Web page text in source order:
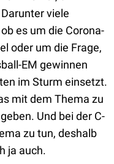
viele
es um die Corona-
oder um die Frage,
EM gewinnen
im Sturm einsetzt.
mit dem Thema zu
Und bei der C-
zu tun, deshalb
ja auch.